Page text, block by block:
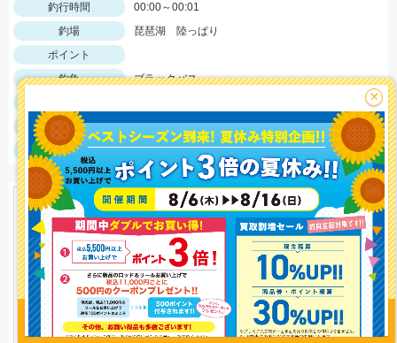
釣り情報を
投稿する
釣行時間
00:00～00:01
釣場
琵琶湖 陸っぱり
ポイント
釣魚
ブラックバス
釣果
ブラックバス1匹
サイズ
ブラックバス50ちょい
×